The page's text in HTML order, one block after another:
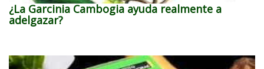
¿La Garcinia Cambogia ayuda realmente a
adelgazar?